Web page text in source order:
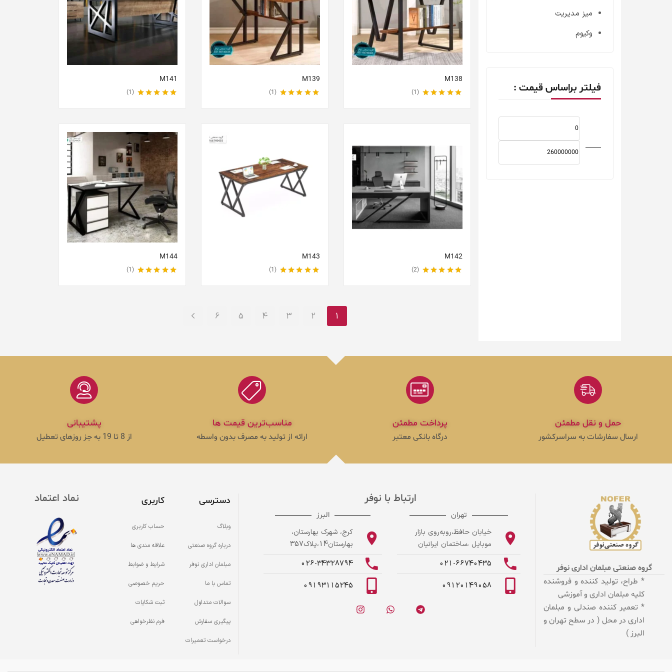
میز مدیریت
وکیوم
فیلتر براساس قیمت :
M138
1
M139
1
M141
1
M142
2
M143
1
M144
1
1
2
3
4
5
6
حمل و نقل مطمئن
ارسال سفارشات به سراسرکشور
پرداخت مطمئن
درگاه بانکی معتبر
مناسب‌ترین قیمت ها
ارائه از تولید به مصرف بدون واسطه
پشتیبانی
از 8 تا 19 به جز روزهای تعطیل
گروه صنعتی مبلمان اداری نوفر
* طراح، تولید کننده و فروشنده
کلیه مبلمان اداری و آموزشی
* تعمیر کننده صندلی و مبلمان
اداری در محل ( در سطح تهران و
البرز )
ارتباط با نوفر
تهران
خیابان حافظ،روبه‌روی بازار
موبایل ،ساختمان ایرانیان
021-66740435
09120149058
البرز
کرج، شهرک بهارستان،
بهارستان14،پلاک357
026-34328794
09193115245
دسترسی
وبلاگ
درباره گروه صنعتی
مبلمان اداری نوفر
تماس با ما
سوالات متداول
پیگیری سفارش
درخواست تعمیرات
کاربری
حساب کاربری
علاقه مندی ها
شرایط و ضوابط
حریم خصوصی
ثبت شکایات
فرم نظرخواهی
نماد اعتماد